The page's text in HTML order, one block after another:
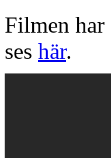
Filmen
ses här.